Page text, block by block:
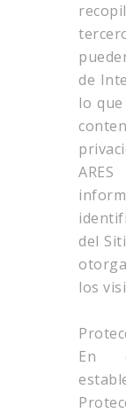
de
lo
del
los
En